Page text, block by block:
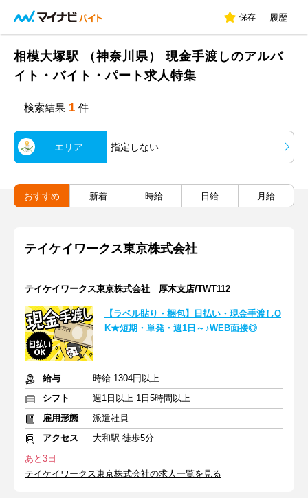
保存 履歴
相模大塚駅 （神奈川県） 現金手渡しのアルバ
イト・バイト・パート求人特集
検索結果 1 件
エリア 指定しない
おすすめ 新着 時給 日給 月給
テイケイワークス東京株式会社
テイケイワークス東京株式会社 厚木支店/TWT112
【ラベル貼り・梱包】日払い・現金手渡しO
K★短期・単発・週1日～♪WEB面接◎
給与
時給 1304円以上
シフト
週1日以上 1日5時間以上
雇用形態
派遣社員
アクセス
大和駅 徒歩5分
あと3日
テイケイワークス東京株式会社の求人一覧を見る